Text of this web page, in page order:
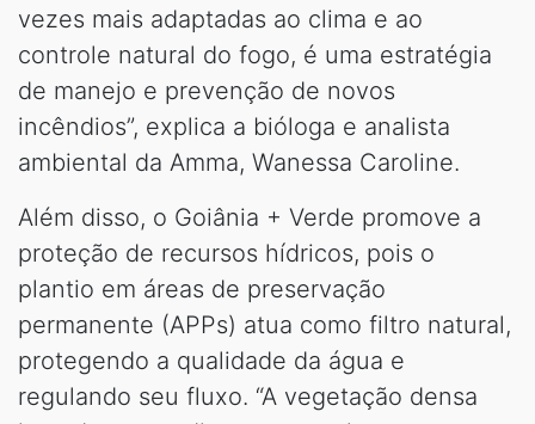
vezes mais adaptadas ao clima e ao
controle natural do fogo, é uma estratégia
de manejo e prevenção de novos
incêndios”, explica a bióloga e analista
ambiental da Amma, Wanessa Caroline.
Além disso, o Goiânia + Verde promove a
proteção de recursos hídricos, pois o
plantio em áreas de preservação
permanente (APPs) atua como filtro natural,
protegendo a qualidade da água e
regulando seu fluxo. “A vegetação densa